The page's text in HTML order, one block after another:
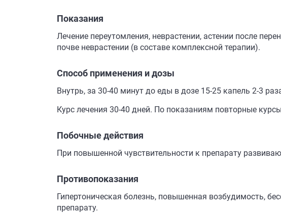
Показания
Лечение переутомления, неврастении, астении после
почве неврастении (в составе комплексной терапии).
Способ применения и дозы
Внутрь, за 30-40 минут до еды в дозе 15-25 капель 2-3
Курс лечения 30-40 дней. По показаниям повторные
Побочные действия
При повышенной чувствительности к препарату
Противопоказания
Гипертоническая болезнь, повышенная возбудимость,
препарату.